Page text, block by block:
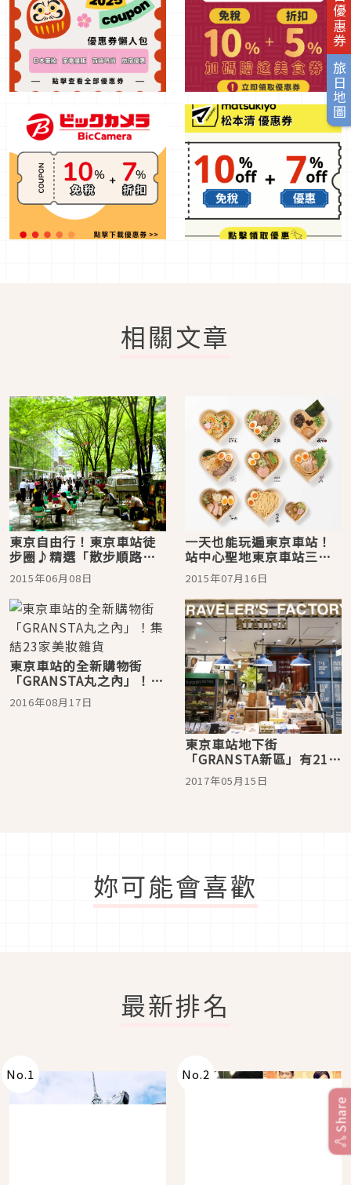
旅日地圖
相關文章
東京自由行！東京車站徒
步圈♪精選「散步順路購
物地點」
2015年06月08日
一天也能玩遍東京車站！
站中心聖地東京車站三大
玩法
2015年07月16日
東京車站的全新購物街
「GRANSTA丸之內」！集
結23家美妝雜貨
2016年08月17日
東京車站地下街
「GRANSTA新區」有21家
商店新開幕！
2017年05月15日
妳可能會喜歡
最新排名
No.1 No.2
Share